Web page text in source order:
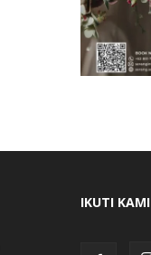
IKUTI KAMI